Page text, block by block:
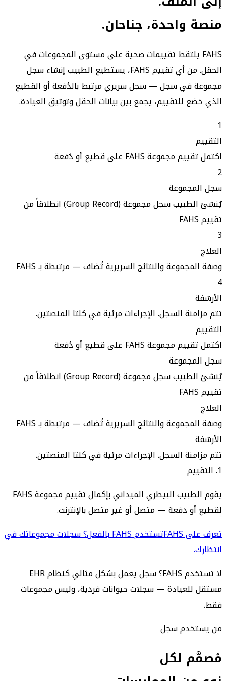
منصة واحدة، جناحان.
FAHS يلتقط تقييمات صحية على مستوى المجموعات في
الحقل. من أي تقييم FAHS، يستطيع الطبيب إنشاء سجل
مجموعة في سجل — سجل سريري مرتبط بالدُفعة أو القطيع
الذي خضع للتقييم، يجمع بين بيانات الحقل وتوثيق العيادة.
1
التقييم
اكتمل تقييم مجموعة FAHS على قطيع أو دُفعة
2
سجل المجموعة
يُنشئ الطبيب سجل مجموعة (Group Record) انطلاقاً من
تقييم FAHS
3
العلاج
وصفة المجموعة والنتائج السريرية تُضاف — مرتبطة بـ FAHS
4
الأرشفة
تتم مزامنة السجل. الإجراءات مرئية في كلتا المنصتين.
التقييم
اكتمل تقييم مجموعة FAHS على قطيع أو دُفعة
سجل المجموعة
يُنشئ الطبيب سجل مجموعة (Group Record) انطلاقاً من
تقييم FAHS
العلاج
وصفة المجموعة والنتائج السريرية تُضاف — مرتبطة بـ FAHS
الأرشفة
تتم مزامنة السجل. الإجراءات مرئية في كلتا المنصتين.
1. التقييم
يقوم الطبيب البيطري الميداني بإكمال تقييم مجموعة FAHS
لقطيع أو دفعة — متصل أو غير متصل بالإنترنت.
تعرف على FAHS
تستخدم FAHS بالفعل؟ سجلات مجموعاتك في
انتظارك.
لا تستخدم FAHS؟ سجل يعمل بشكل مثالي كنظام EHR
مستقل للعيادة — سجلات حيوانات فردية، وليس مجموعات
فقط.
من يستخدم سجل
مُصمَّم لكل